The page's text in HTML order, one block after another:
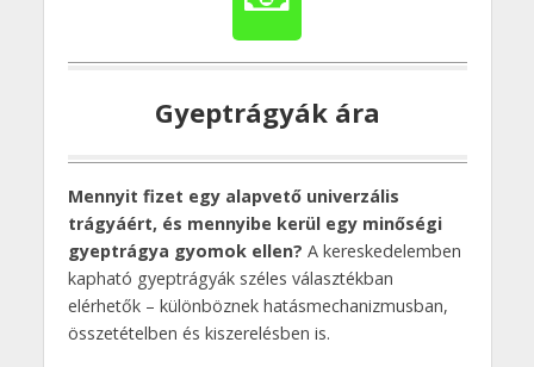
Gyeptrágyák ára
Mennyit fizet egy alapvető univerzális
trágyáért, és mennyibe kerül egy minőségi
gyeptrágya gyomok ellen? A kereskedelemben
kapható gyeptrágyák széles választékban
elérhetők – különböznek hatásmechanizmusban,
összetételben és kiszerelésben is.